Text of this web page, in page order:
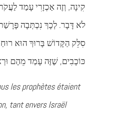
קִינָה, וְזֶה אַכְזָרִי עָמַד
לֹא דָּבָר. לְכָךְ נִכְתְּבָה
סִלֵּק הַקָּדוֹשׁ בָּרוּךְ הוּא
כּוֹכָבִים, שֶׁזֶּה עָמַד מֵהֶם
les prophètes étaient
tant envers Israël